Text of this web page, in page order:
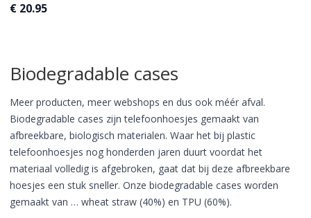
€ 20.95
Biodegradable cases
Meer producten, meer webshops en dus ook méér afval.
Biodegradable cases zijn telefoonhoesjes gemaakt van
afbreekbare, biologisch materialen. Waar het bij plastic
telefoonhoesjes nog honderden jaren duurt voordat het
materiaal volledig is afgebroken, gaat dat bij deze afbreekbare
hoesjes een stuk sneller. Onze biodegradable cases worden
gemaakt van … wheat straw (40%) en TPU (60%).